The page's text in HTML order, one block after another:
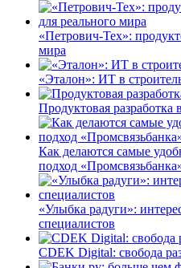
«Петрович-Тех»:
мира
«Эталон»: ИТ в
Продуктовая разработка
Как делаются самые
подход
«Улыбка радуги»:
специалистов
CDEK Digital: свобода